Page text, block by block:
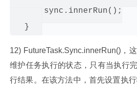
       sync.innerRun();
12) FutureTask.Sync.innerRun()，
维护任务执行的状态，只有当执行
行结果。在该方法中，首先设置执